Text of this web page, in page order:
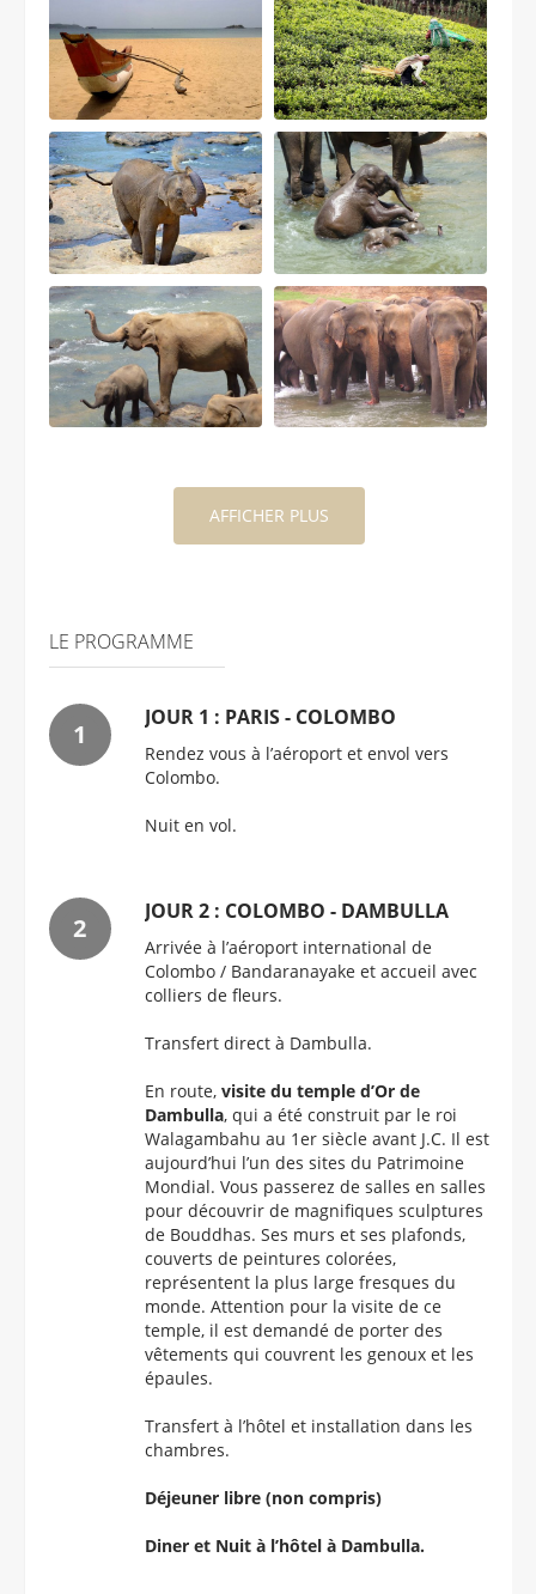
AFFICHER PLUS
LE PROGRAMME
JOUR 1 : PARIS - COLOMBO
Rendez vous à l’aéroport et envol vers
Colombo.
Nuit en vol.
JOUR 2 : COLOMBO - DAMBULLA
Arrivée à l’aéroport international de
Colombo / Bandaranayake et accueil avec
colliers de fleurs.
Transfert direct à Dambulla.
En route, visite du temple d’Or de
Dambulla, qui a été construit par le roi
Walagambahu au 1er siècle avant J.C. Il est
aujourd’hui l’un des sites du Patrimoine
Mondial. Vous passerez de salles en salles
pour découvrir de magnifiques sculptures
de Bouddhas. Ses murs et ses plafonds,
couverts de peintures colorées,
représentent la plus large fresques du
monde. Attention pour la visite de ce
temple, il est demandé de porter des
vêtements qui couvrent les genoux et les
épaules.
Transfert à l’hôtel et installation dans les
chambres.
Déjeuner libre (non compris)
Diner et Nuit à l’hôtel à Dambulla.